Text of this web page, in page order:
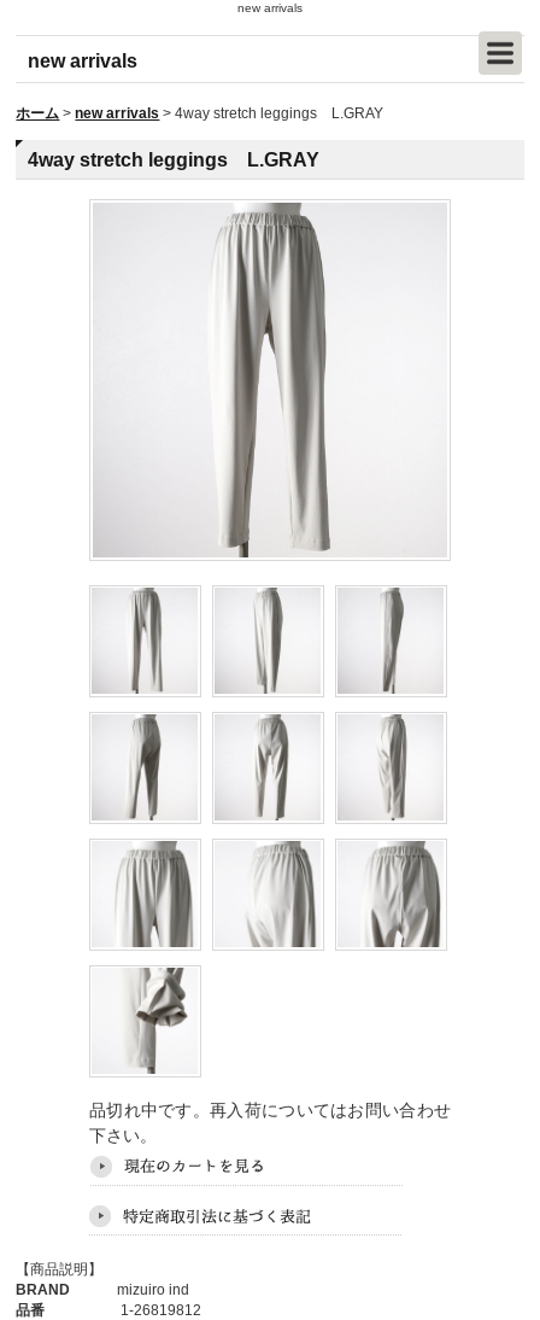
new arrivals
new arrivals
ホーム > new arrivals > 4way stretch leggings L.GRAY
4way stretch leggings L.GRAY
品切れ中です。再入荷についてはお問い合わせ
下さい。
【商品説明】
BRAND mizuiro ind
品番 1-26819812